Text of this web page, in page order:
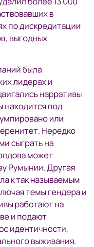
в
по дискредитации
выгодных
была
лидерах и
нарративы
находится под
или
Нередко
сыграть на
может
Румынии. Другая
к так называемым
темы гендера и
работают на
и подают
идентичности,
выживания.